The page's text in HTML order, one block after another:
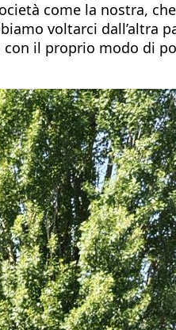
come la nostra,
voltarci dall’altra
il proprio modo di